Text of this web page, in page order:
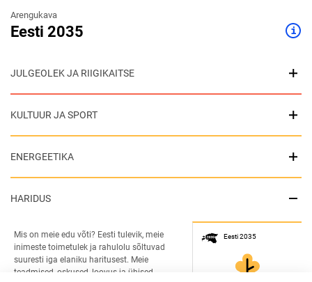
Arengukava
Eesti 2035
JULGEOLEK JA RIIGIKAITSE
KULTUUR JA SPORT
ENERGEETIKA
HARIDUS
Mis on meie edu võti? Eesti tulevik, meie
inimeste toimetulek ja rahulolu sõltuvad
suuresti iga elaniku haritusest. Meie
teadmised, oskused, loovus ja ühised
Eesti 2035